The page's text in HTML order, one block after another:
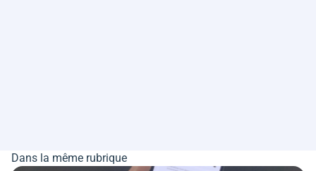
Dans la même rubrique